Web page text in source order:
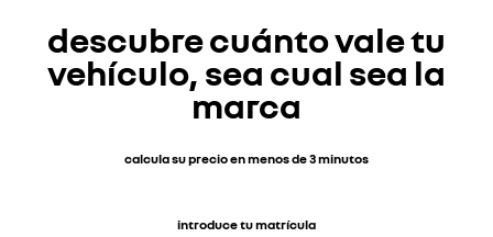
descubre cuánto vale tu
vehículo, sea cual sea la
marca
calcula su precio en menos de 3 minutos
introduce tu matrícula